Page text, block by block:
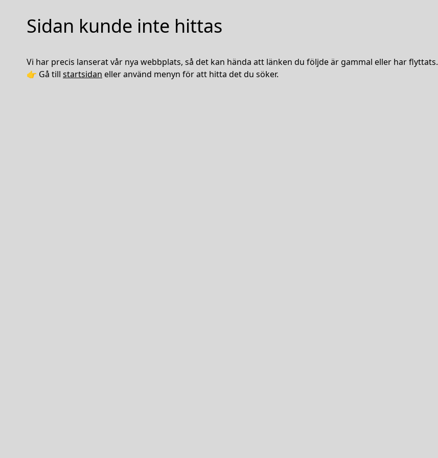
Sidan kunde inte hittas
Vi har precis lanserat vår nya webbplats, så det kan hända att länken du följde är gammal eller har flyttats.
👉 Gå till startsidan eller använd menyn för att hitta det du söker.